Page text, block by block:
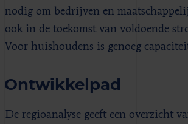
nodig om bedrijven en
ook in de toekomst van voldoende
Voor huishoudens is genoeg
Ontwikkelpad
De regioanalyse geeft een overzicht